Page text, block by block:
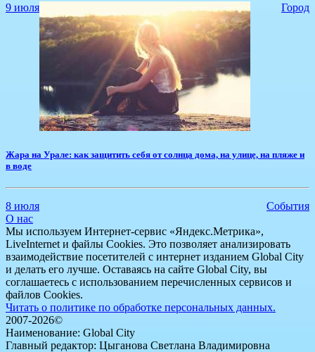
9 июля Город
Жара на Урале: как защитить себя от солнца дома, на улице, на пляже и
в воде
8 июля
События
О нас
Мы используем Интернет-сервис «Яндекс.Метрика»,
LiveInternet и файлы Cookies. Это позволяет анализировать
взаимодействие посетителей с интернет изданием Global City
и делать его лучше. Оставаясь на сайте Global City, вы
соглашаетесь с использованием перечисленных сервисов и
файлов Cookies.
Читать о политике по обработке персональных данных.
2007-2026©
Наименование: Global City
Главный редактор: Цыганова Светлана Владимировна